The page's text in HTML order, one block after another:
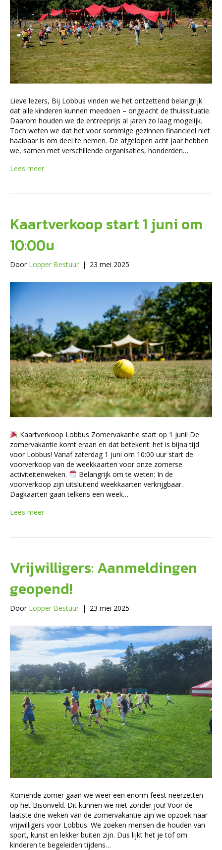
Lieve lezers, Bij Lobbus vinden we het ontzettend belangrijk
dat alle kinderen kunnen meedoen – ongeacht de thuissituatie.
Daarom houden we de entreeprijs al jaren zo laag mogelijk.
Toch weten we dat het voor sommige gezinnen financieel niet
haalbaar is om deel te nemen. De afgelopen acht jaar hebben
we, samen met verschillende organisaties, honderden…
Lees meer
Kaartverkoop start 1 juni om
10:00u
Door Lopper Bestuur | 23 mei 2025
Kaartverkoop Lobbus Zomervakantie start op 1 juni! De
zomervakantie komt eraan en dat betekent: het is bijna tijd
voor Lobbus! Vanaf zaterdag 1 juni om 10:00 uur start de
voorverkoop van de weekkaarten voor onze zomerse
activiteitenweken.
Belangrijk om te weten: In de
voorverkoop zijn uitsluitend weekkaarten verkrijgbaar.
Dagkaarten gaan telkens een week…
Lees meer
Vrijwilligers: Aanmeldingen
geopend!
Door Lopper Bestuur | 23 mei 2025
Komende zomer gaan we weer een enorm feest neerzetten
op het Bisonveld. Dit kunnen we niet zonder jou! Voor de
laatste drie weken van de zomervakantie zijn we opzoek naar
vrijwilligers voor Lobbus. We zoeken mensen die houden van
sport, kunst en lekker buiten zijn. Dus lijkt het je tof om
kinderen te begeleiden tijdens…